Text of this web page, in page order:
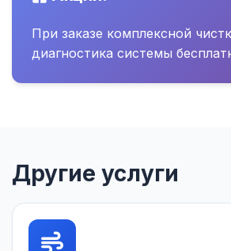
При заказе комплексной
диагностика системы
Другие услуги